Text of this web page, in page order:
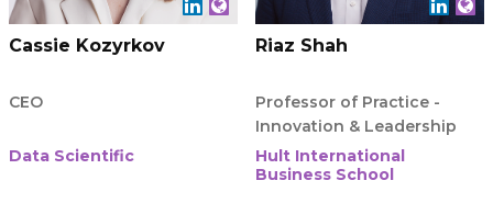
Cassie Kozyrkov
CEO
Data Scientific
Riaz Shah
Professor of Practice -
Innovation & Leadership
Hult International
Business School